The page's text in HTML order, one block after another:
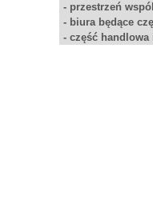
- przestrzeń
- biura będące
- część handlowa